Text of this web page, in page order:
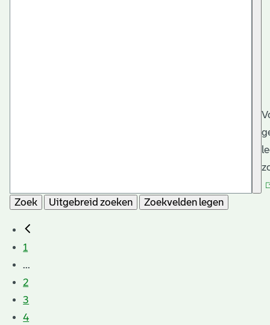
Zoek Uitgebreid zoeken Zoekvelden legen
1
...
2
3
4